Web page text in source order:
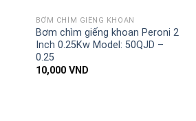
BƠM CHÌM GIẾNG KHOAN
Bơm chìm giếng khoan Peroni 2
Inch 0.25Kw Model: 50QJD –
0.25
10,000 VND